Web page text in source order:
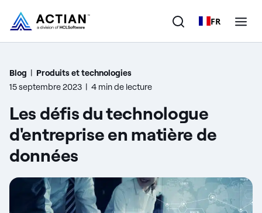
FR
Produits
Clients
Entreprise
Ressources
Blog | Produits et technologies
15 septembre 2023 | 4 min de lecture
Les défis du technologue
d'entreprise en matière de
données